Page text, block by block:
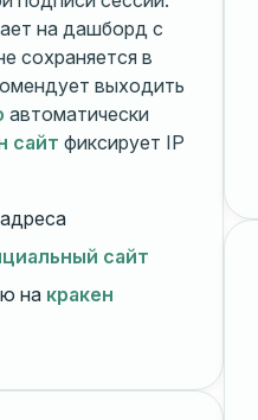
на дашборд с
сохраняется в
выходить
автоматически
сайт фиксирует IP
сайт
на кракен